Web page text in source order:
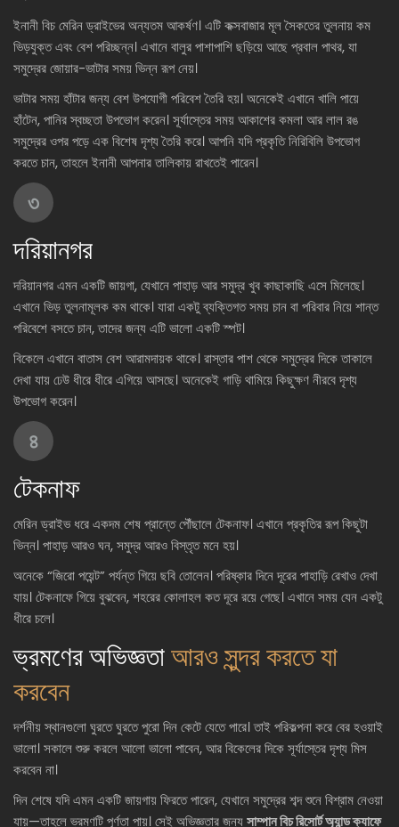
ইনানী বিচ মেরিন ড্রাইভের অন্যতম আকর্ষণ। এটি কক্সবাজার মূল সৈকতের তুলনায় কম
ভিড়যুক্ত এবং বেশ পরিচ্ছন্ন। এখানে বালুর পাশাপাশি ছড়িয়ে আছে প্রবাল পাথর, যা
সমুদ্রের জোয়ার-ভাটার সময় ভিন্ন রূপ নেয়।
ভাটার সময় হাঁটার জন্য বেশ উপযোগী পরিবেশ তৈরি হয়। অনেকেই এখানে খালি পায়ে
হাঁটেন, পানির স্বচ্ছতা উপভোগ করেন। সূর্যাস্তের সময় আকাশের কমলা আর লাল রঙ
সমুদ্রের ওপর পড়ে এক বিশেষ দৃশ্য তৈরি করে। আপনি যদি প্রকৃতি নিরিবিলি উপভোগ
করতে চান, তাহলে ইনানী আপনার তালিকায় রাখতেই পারেন।
৩
দরিয়ানগর
দরিয়ানগর এমন একটি জায়গা, যেখানে পাহাড় আর সমুদ্র খুব কাছাকাছি এসে মিলেছে।
এখানে ভিড় তুলনামূলক কম থাকে। যারা একটু ব্যক্তিগত সময় চান বা পরিবার নিয়ে শান্ত
পরিবেশে বসতে চান, তাদের জন্য এটি ভালো একটি স্পট।
বিকেলে এখানে বাতাস বেশ আরামদায়ক থাকে। রাস্তার পাশ থেকে সমুদ্রের দিকে তাকালে
দেখা যায় ঢেউ ধীরে ধীরে এগিয়ে আসছে। অনেকেই গাড়ি থামিয়ে কিছুক্ষণ নীরবে দৃশ্য
উপভোগ করেন।
৪
টেকনাফ
মেরিন ড্রাইভ ধরে একদম শেষ প্রান্তে পৌঁছালে টেকনাফ। এখানে প্রকৃতির রূপ কিছুটা
ভিন্ন। পাহাড় আরও ঘন, সমুদ্র আরও বিস্তৃত মনে হয়।
অনেকে “জিরো পয়েন্ট” পর্যন্ত গিয়ে ছবি তোলেন। পরিষ্কার দিনে দূরের পাহাড়ি রেখাও দেখা
যায়। টেকনাফে গিয়ে বুঝবেন, শহরের কোলাহল কত দূরে রয়ে গেছে। এখানে সময় যেন একটু
ধীরে চলে।
ভ্রমণের অভিজ্ঞতাআরও সুন্দর করতে যা
করবেন
দর্শনীয় স্থানগুলো ঘুরতে ঘুরতে পুরো দিন কেটে যেতে পারে। তাই পরিকল্পনা করে বের হওয়াই
ভালো। সকালে শুরু করলে আলো ভালো পাবেন, আর বিকেলের দিকে সূর্যাস্তের দৃশ্য মিস
করবেন না।
দিন শেষে যদি এমন একটি জায়গায় ফিরতে পারেন, যেখানে সমুদ্রের শব্দ শুনে বিশ্রাম নেওয়া
যায়—তাহলে ভ্রমণটি পূর্ণতা পায়। সেই অভিজ্ঞতার জন্যসাম্পান বিচ রিসোর্ট অ্যান্ড ক্যাফে